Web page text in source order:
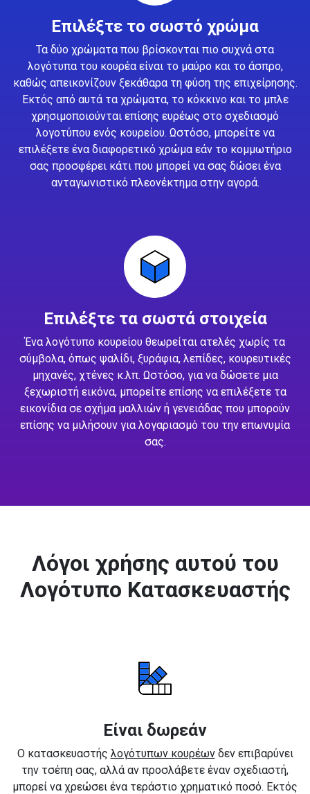
Επιλέξτε το σωστό χρώμα
Τα δύο χρώματα που βρίσκονται πιο συχνά στα
λογότυπα του κουρέα είναι το μαύρο και το άσπρο,
καθώς απεικονίζουν ξεκάθαρα τη φύση της επιχείρησης.
Εκτός από αυτά τα χρώματα, το κόκκινο και το μπλε
χρησιμοποιούνται επίσης ευρέως στο σχεδιασμό
λογοτύπου ενός κουρείου. Ωστόσο, μπορείτε να
επιλέξετε ένα διαφορετικό χρώμα εάν το κομμωτήριο
σας προσφέρει κάτι που μπορεί να σας δώσει ένα
ανταγωνιστικό πλεονέκτημα στην αγορά.
Επιλέξτε τα σωστά στοιχεία
Ένα λογότυπο κουρείου θεωρείται ατελές χωρίς τα
σύμβολα, όπως ψαλίδι, ξυράφια, λεπίδες, κουρευτικές
μηχανές, χτένες κ.λπ. Ωστόσο, για να δώσετε μια
ξεχωριστή εικόνα, μπορείτε επίσης να επιλέξετε τα
εικονίδια σε σχήμα μαλλιών ή γενειάδας που μπορούν
επίσης να μιλήσουν για λογαριασμό του την επωνυμία
σας.
Λόγοι χρήσης αυτού του
Λογότυπο Κατασκευαστής
Είναι δωρεάν
Ο κατασκευαστής λογότυπων κουρέωνδεν επιβαρύνει
την τσέπη σας, αλλά αν προσλάβετε έναν σχεδιαστή,
μπορεί να χρεώσει ένα τεράστιο χρηματικό ποσό. Εκτός